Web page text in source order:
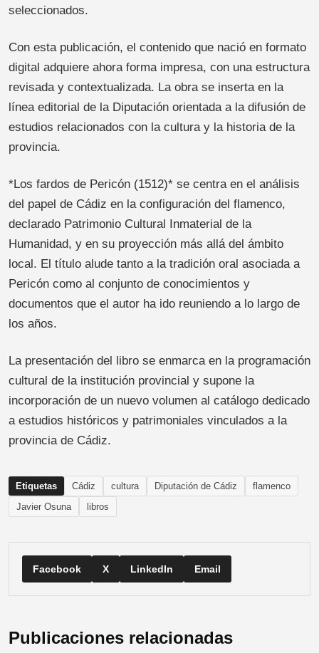
seleccionados.
Con esta publicación, el contenido que nació en formato
digital adquiere ahora forma impresa, con una estructura
revisada y contextualizada. La obra se inserta en la
línea editorial de la Diputación orientada a la difusión de
estudios relacionados con la cultura y la historia de la
provincia.
*Los fardos de Pericón (1512)* se centra en el análisis
del papel de Cádiz en la configuración del flamenco,
declarado Patrimonio Cultural Inmaterial de la
Humanidad, y en su proyección más allá del ámbito
local. El título alude tanto a la tradición oral asociada a
Pericón como al conjunto de conocimientos y
documentos que el autor ha ido reuniendo a lo largo de
los años.
La presentación del libro se enmarca en la programación
cultural de la institución provincial y supone la
incorporación de un nuevo volumen al catálogo dedicado
a estudios históricos y patrimoniales vinculados a la
provincia de Cádiz.
Etiquetas Cádiz cultura Diputación de Cádiz
flamenco
Javier Osuna
libros
Facebook X LinkedIn Email
Publicaciones relacionadas